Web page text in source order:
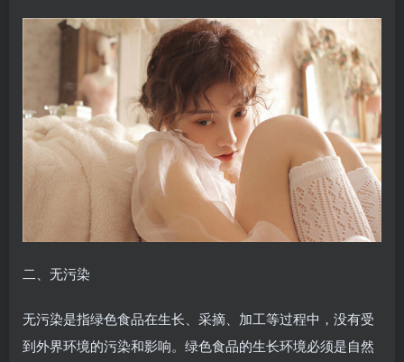
二、无污染
无污染是指绿色食品在生长、采摘、加工等过程中，没有受
到外界环境的污染和影响。绿色食品的生长环境必须是自然